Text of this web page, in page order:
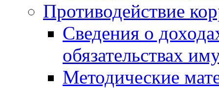
Противодействие
Сведения о
обязательствах
Методические